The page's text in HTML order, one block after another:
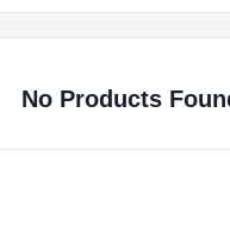
No Products